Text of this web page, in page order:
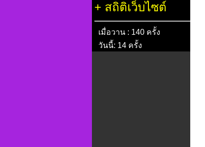
+ สถิติเว็บไซต์
เมื่อวาน : 140 ครั้ง
วันนี้: 14 ครั้ง